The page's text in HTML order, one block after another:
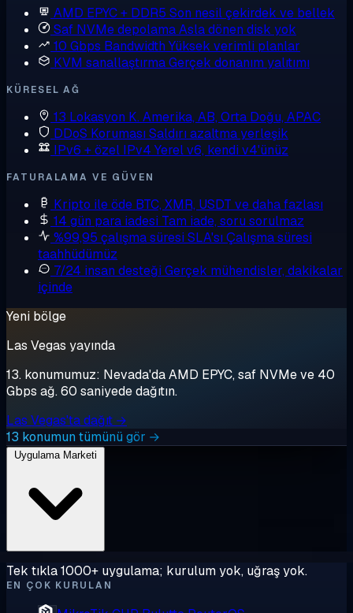
AMD EPYC + DDR5 Son nesil çekirdek ve bellek
Saf NVMe depolamaAsla dönen disk yok
10 Gbps Bandwidth Yüksek verimli planlar
KVM sanallaştırmaGerçek donanım yalıtımı
KÜRESEL AĞ
13 Lokasyon K. Amerika, AB, Orta Doğu, APAC
DDoS Koruması Saldırı azaltma yerleşik
IPv6 + özel IPv4 Yerel v6, kendi v4'ünüz
FATURALAMA VE GÜVEN
Kripto ile öde BTC, XMR, USDT ve daha fazlası
14 gün para iadesi Tam iade, soru sorulmaz
%99,95 çalışma süresi SLA'sı Çalışma süresi
taahhüdümüz
7/24 insan desteği Gerçek mühendisler, dakikalar
içinde
Yeni bölge
Las Vegas yayında
13. konumumuz: Nevada'da AMD EPYC, saf NVMe ve 40
Gbps ağ. 60 saniyede dağıtın.
Las Vegas'ta dağıt →
13 konumun tümünü gör →
Tek tıkla 1000+ uygulama; kurulum yok, uğraş yok.
EN ÇOK KURULAN